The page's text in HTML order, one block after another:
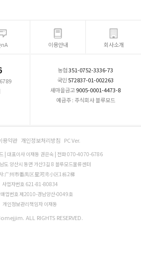
이용안내 회사소개
농협351-0752-3336-73
국민 572837-01-002263
새마을금고9005-0001-4473-8
예금주 : 주식회사 블루모드
용약관 개인정보처리방침 PC Ver.
| 대표이사 이재동 권은숙 | 전화 070-4070-6786
도 양산시 동면 가산3길 8 블루모드물류센터
:广州市番禺区星河湾小区1栋2梯
사업자번호 621-81-80834
업번호 제2010-경남양산-0049호
개인정보관리책임자 이재동
ALL RIGHTS RESERVED.